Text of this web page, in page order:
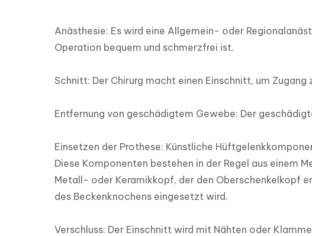
Anästhesie: Es wird eine Allgemein- oder
Operation bequem und schmerzfrei ist.
Schnitt: Der Chirurg macht einen Einschnitt, um
Entfernung von geschädigtem Gewebe: Der
Einsetzen der Prothese: Künstliche
Diese Komponenten bestehen in der Regel aus einem
Metall- oder Keramikkopf, der den Oberschenkelkopf
des Beckenknochens eingesetzt wird.
Verschluss: Der Einschnitt wird mit Nähten oder